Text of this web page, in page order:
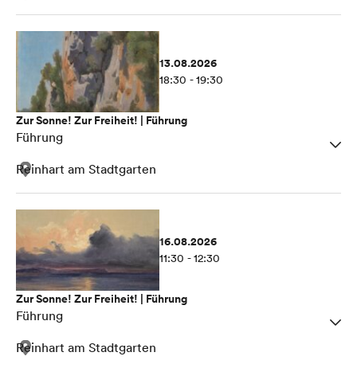
13.08.2026
18:30 - 19:30
Zur Sonne! Zur Freiheit! | Führung
Führung
Reinhart am Stadtgarten
16.08.2026
11:30 - 12:30
Zur Sonne! Zur Freiheit! | Führung
Führung
Reinhart am Stadtgarten